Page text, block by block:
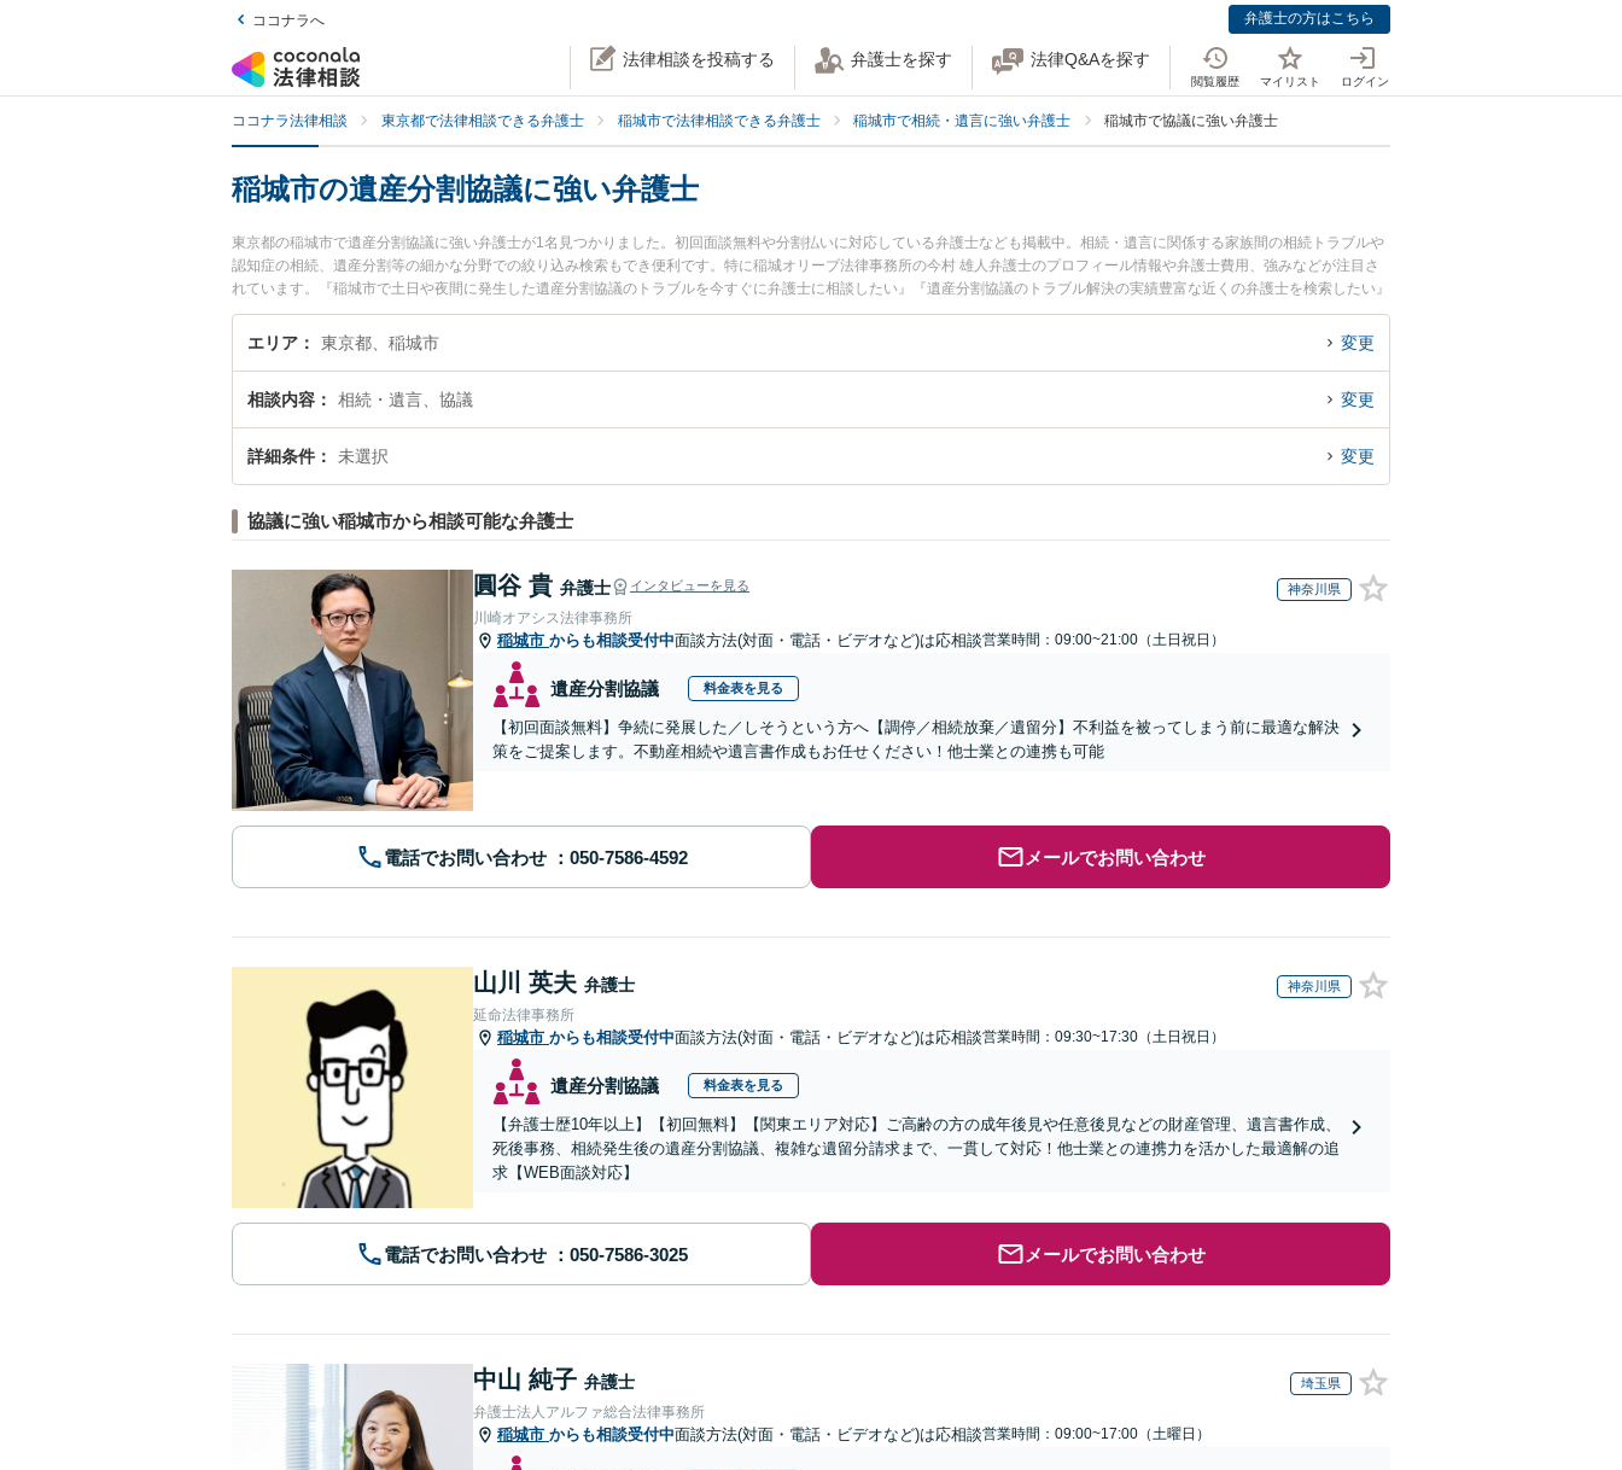
ココナラへ 弁護士の方はこちら
法律相談を投稿する 弁護士を探す 法律Q&Aを探す
閲覧履歴 マイリスト ログイン
ココナラ法律相談 東京都で法律相談できる弁護士 稲城市で法律相談できる弁護士 稲城市で相続・遺言に強い弁護士 稲城市で協議に強い弁護士
稲城市の遺産分割協議に強い弁護士
東京都の稲城市で遺産分割協議に強い弁護士が1名見つかりました。初回面談無料や分割払いに対応している弁護士なども掲載中。相続・遺言に関係する家族間の相続トラブルや
認知症の相続、遺産分割等の細かな分野での絞り込み検索もでき便利です。特に稲城オリーブ法律事務所の今村 雄人弁護士のプロフィール情報や弁護士費用、強みなどが注目さ
れています。『稲城市で土日や夜間に発生した遺産分割協議のトラブルを今すぐに弁護士に相談したい』『遺産分割協議のトラブル解決の実績豊富な近くの弁護士を検索したい』
『初回相談無料で遺産分割協議を法律相談できる稲城市内の弁護士に相談予約したい』などでお困りの相談者さんにおすすめです。
エリア 東京都、稲城市 変更
相談内容 相続・遺言、協議 変更
詳細条件 未選択 変更
協議に強い稲城市から相談可能な弁護士
圓谷 貴 弁護士 インタビューを見る 神奈川県
川崎オアシス法律事務所
稲城市 からも相談受付中面談方法(対面・電話・ビデオなど)は応相談営業時間：09:00~21:00（土日祝日）
遺産分割協議 料金表を見る
【初回面談無料】争続に発展した／しそうという方へ【調停／相続放棄／遺留分】不利益を被ってしまう前に最適な解決
策をご提案します。不動産相続や遺言書作成もお任せください！他士業との連携も可能
電話でお問い合わせ メールでお問い合わせ
山川 英夫 弁護士 神奈川県
延命法律事務所
稲城市 からも相談受付中面談方法(対面・電話・ビデオなど)は応相談営業時間：09:30~17:30（土日祝日）
遺産分割協議 料金表を見る
【弁護士歴10年以上】【初回無料】【関東エリア対応】ご高齢の方の成年後見や任意後見などの財産管理、遺言書作成、
死後事務、相続発生後の遺産分割協議、複雑な遺留分請求まで、一貫して対応！他士業との連携力を活かした最適解の追
求【WEB面談対応】
電話でお問い合わせ メールでお問い合わせ
中山 純子 弁護士 埼玉県
弁護士法人アルファ総合法律事務所
稲城市 からも相談受付中面談方法(対面・電話・ビデオなど)は応相談営業時間：09:00~17:00（土曜日）